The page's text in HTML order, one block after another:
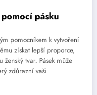
pásku
pomocníkem k vytvoření
získat lepší proporce,
tvar. Pásek může
zdůrazní vaši